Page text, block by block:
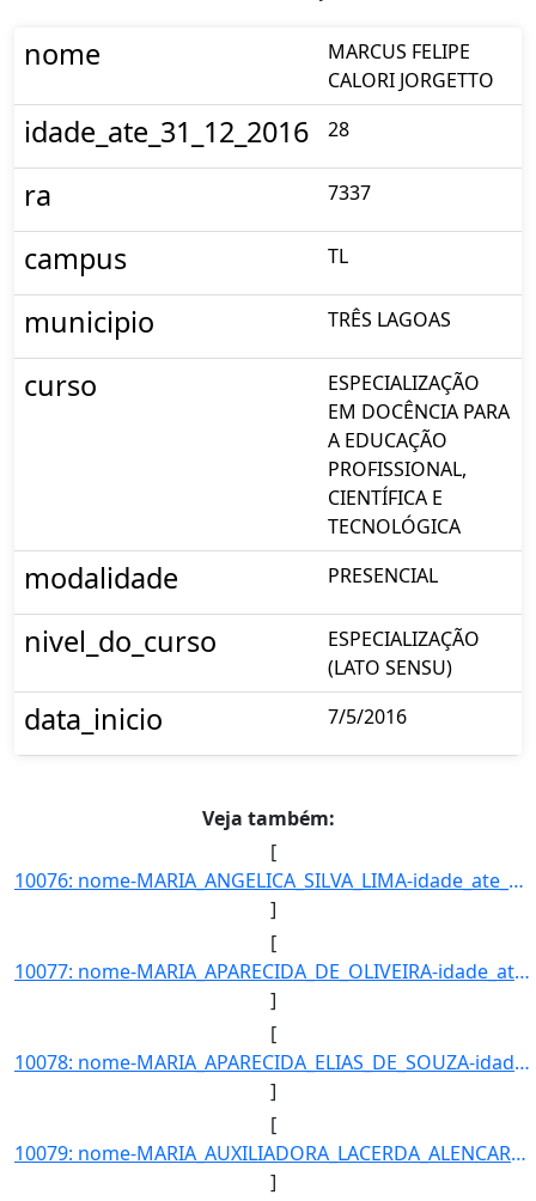
nome
MARCUS FELIPE
CALORI JORGETTO
idade_ate_31_12_2016 28
ra 7337
campus TL
municipio TRÊS LAGOAS
curso
ESPECIALIZAÇÃO
EM DOCÊNCIA PARA
A EDUCAÇÃO
PROFISSIONAL,
CIENTÍFICA E
TECNOLÓGICA
modalidade PRESENCIAL
nivel_do_curso
ESPECIALIZAÇÃO
(LATO SENSU)
data_inicio 7/5/2016
Veja também:
[
10076: nome-MARIA_ANGELICA_SILVA_LIMA-idade_ate_31_12_2016-17-ra-8795-campus-TL-municipio-TRES_LAGOAS-curso]
]
[
10077: nome-MARIA_APARECIDA_DE_OLIVEIRA-idade_ate_31_12_2016-59-ra-22792-campus-TL-municipio-TRES_LAGOAS-cu]
]
[
10078: nome-MARIA_APARECIDA_ELIAS_DE_SOUZA-idade_ate_31_12_2016-51-ra-19504-campus-TL-municipio-TRES_LAGOAS]
]
[
10079: nome-MARIA_AUXILIADORA_LACERDA_ALENCAR-idade_ate_31_12_2016-35-ra-8015-campus-TL-municipio-TRES_LAGO]
]